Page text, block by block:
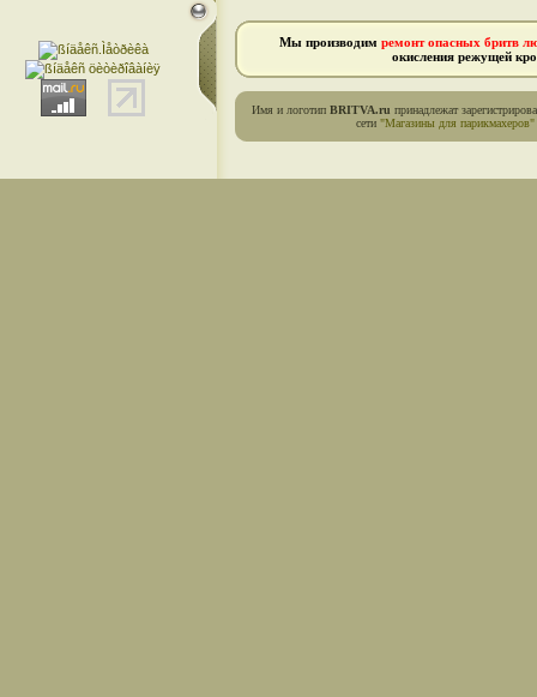
Мы производим ремонт опасных бритв
окисления режущей
Имя и логотип BRITVA.ru принадлежат
сети "Магазины для парикмахеров"